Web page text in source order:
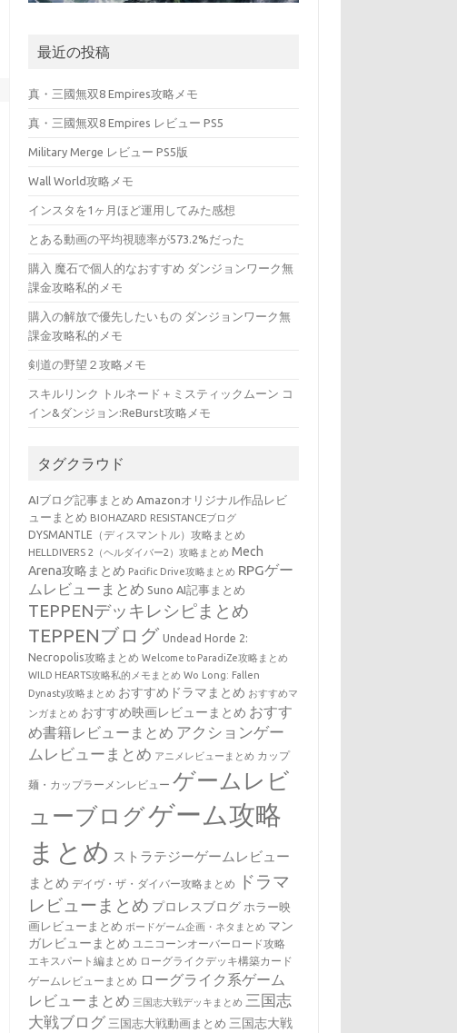
最近の投稿
真・三國無双8 Empires攻略メモ
真・三國無双8 Empires レビュー PS5
Military Merge レビュー PS5版
Wall World攻略メモ
インスタを1ヶ月ほど運用してみた感想
とある動画の平均視聴率が573.2%だった
購入 魔石で個人的なおすすめ ダンジョンワーク無
課金攻略私的メモ
購入の解放で優先したいもの ダンジョンワーク無
課金攻略私的メモ
剣道の野望２攻略メモ
スキルリンク トルネード＋ミスティックムーン コ
イン&ダンジョン:ReBurst攻略メモ
タグクラウド
AIブログ記事まとめ Amazonオリジナル作品レビ
ューまとめ BIOHAZARD RESISTANCEブログ
DYSMANTLE（ディスマントル）攻略まとめ
HELLDIVERS 2（ヘルダイバー2）攻略まとめ Mech
Arena攻略まとめ Pacific Drive攻略まとめ RPGゲー
ムレビューまとめ Suno AI記事まとめ
TEPPENデッキレシピまとめ
TEPPENブログ Undead Horde 2:
Necropolis攻略まとめ Welcome to ParadiZe攻略まとめ
WILD HEARTS攻略私的メモまとめ Wo Long: Fallen
Dynasty攻略まとめ おすすめドラマまとめ おすすめマ
ンガまとめ おすすめ映画レビューまとめ おすす
め書籍レビューまとめ アクションゲー
ムレビューまとめ アニメレビューまとめ カップ
麺・カップラーメンレビュー ゲームレビ
ューブログゲーム攻略
まとめ ストラテジーゲームレビュー
まとめ デイヴ・ザ・ダイバー攻略まとめ
ドラマ
レビューまとめ プロレスブログ ホラー映
画レビューまとめ ボードゲーム企画・ネタまとめ マン
ガレビューまとめ ユニコーンオーバーロード攻略
エキスパート編まとめ ローグライクデッキ構築カード
ゲームレビューまとめ ローグライク系ゲーム
レビューまとめ 三国志大戦デッキまとめ 三国志
大戦ブログ 三国志大戦動画まとめ 三国志大戦